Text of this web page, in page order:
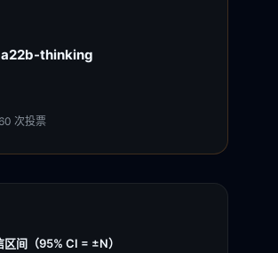
thinking
次投票
区间（95% CI = ±N）